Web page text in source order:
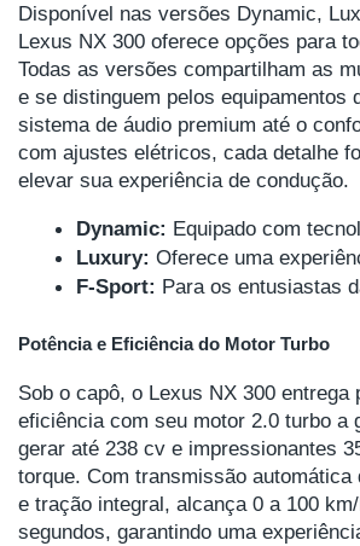
Disponível nas versões Dynamic,
Lexus NX 300 oferece opções para
Todas as versões compartilham as
e se distinguem pelos equipamentos
sistema de áudio premium até o
com ajustes elétricos, cada detalhe
elevar sua experiência de condução.
Dynamic: Equipado com
Luxury: Oferece uma
F-Sport: Para os entusiastas
Potência e Eficiência do Motor Turbo
Sob o capô, o Lexus NX 300 entrega
eficiência com seu motor 2.0 turbo a
gerar até 238 cv e impressionantes
torque. Com transmissão automática
e tração integral, alcança 0 a 100
segundos, garantindo uma